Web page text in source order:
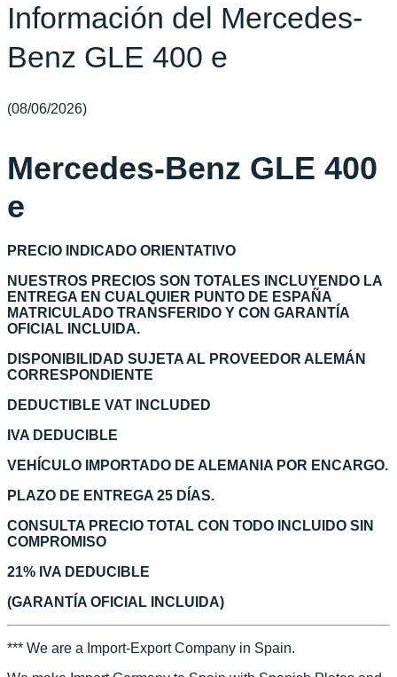
Información del Mercedes-
Benz GLE 400 e
(08/06/2026)
Mercedes-Benz GLE 400
e
PRECIO INDICADO ORIENTATIVO
NUESTROS PRECIOS SON TOTALES INCLUYENDO LA
ENTREGA EN CUALQUIER PUNTO DE ESPAÑA
MATRICULADO TRANSFERIDO Y CON GARANTÍA
OFICIAL INCLUIDA.
DISPONIBILIDAD SUJETA AL PROVEEDOR ALEMÁN
CORRESPONDIENTE
DEDUCTIBLE VAT INCLUDED
IVA DEDUCIBLE
VEHÍCULO IMPORTADO DE ALEMANIA POR ENCARGO.
PLAZO DE ENTREGA 25 DÍAS.
CONSULTA PRECIO TOTAL CON TODO INCLUIDO SIN
COMPROMISO
21% IVA DEDUCIBLE
(GARANTÍA OFICIAL INCLUIDA)
*** We are a Import-Export Company in Spain.